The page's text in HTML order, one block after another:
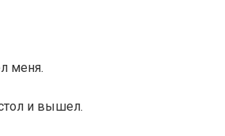
меня.
и вышел.